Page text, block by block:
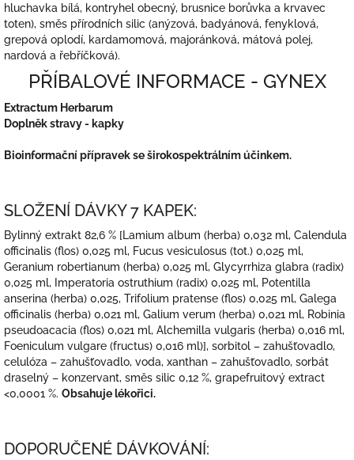
hluchavka bílá, kontryhel obecný, brusnice borůvka a krvavec
toten), směs přírodních silic (anýzová, badyánová, fenyklová,
grepová oplodí, kardamomová, majoránková, mátová polej,
nardová a řebříčková).
PŘÍBALOVÉ INFORMACE - GYNEX
Extractum Herbarum
Doplněk stravy - kapky
Bioinformační přípravek se širokospektrálním účinkem.
SLOŽENÍ DÁVKY 7 KAPEK:
Bylinný extrakt 82,6 % [Lamium album (herba) 0,032 ml, Calendula
officinalis (flos) 0,025 ml, Fucus vesiculosus (tot.) 0,025 ml,
Geranium robertianum (herba) 0,025 ml, Glycyrrhiza glabra (radix)
0,025 ml, Imperatoria ostruthium (radix) 0,025 ml, Potentilla
anserina (herba) 0,025, Trifolium pratense (flos) 0,025 ml, Galega
officinalis (herba) 0,021 ml, Galium verum (herba) 0,021 ml, Robinia
pseudoacacia (flos) 0,021 ml, Alchemilla vulgaris (herba) 0,016 ml,
Foeniculum vulgare (fructus) 0,016 ml)], sorbitol – zahušťovadlo,
celulóza – zahušťovadlo, voda, xanthan – zahušťovadlo, sorbát
draselný – konzervant, směs silic 0,12 %, grapefruitový extract
<0,0001 %. Obsahuje lékořici.
DOPORUČENÉ DÁVKOVÁNÍ: